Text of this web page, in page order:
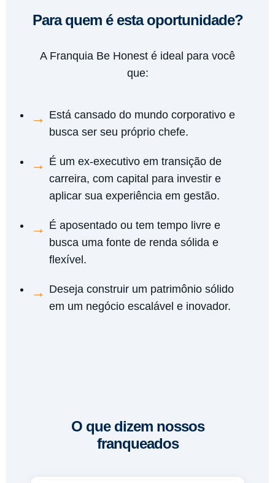
Para quem é esta oportunidade?
A Franquia Be Honest é ideal para você
que:
Está cansado do mundo corporativo e
busca ser seu próprio chefe.
É um ex-executivo em transição de
carreira, com capital para investir e
aplicar sua experiência em gestão.
É aposentado ou tem tempo livre e
busca uma fonte de renda sólida e
flexível.
Deseja construir um patrimônio sólido
em um negócio escalável e inovador.
O que dizem nossos
franqueados